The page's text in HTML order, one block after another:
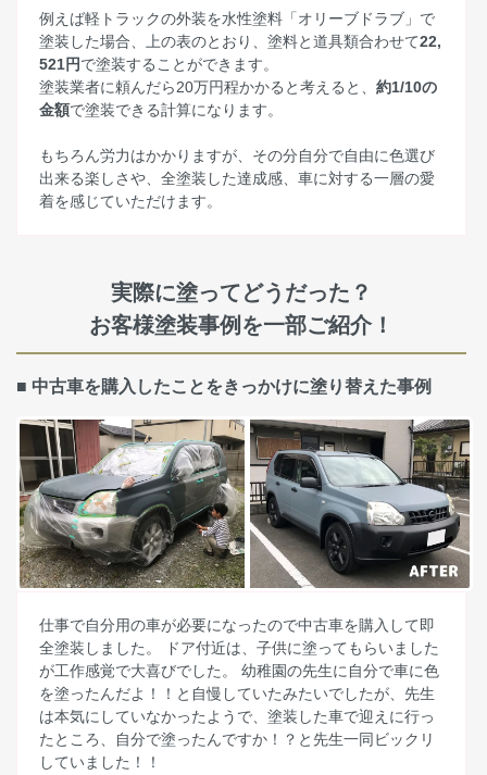
例えば軽トラックの外装を水性塗料「オリーブドラブ」で
塗装した場合、上の表のとおり、塗料と道具類合わせて22,
521円で塗装することができます。
塗装業者に頼んだら20万円程かかると考えると、 約1/10の
金額で塗装できる計算になります。
もちろん労力はかかりますが、その分自分で自由に色選び
出来る楽しさや、全塗装した達成感、車に対する一層の愛
着を感じていただけます。
実際に塗ってどうだった？
お客様塗装事例を一部ご紹介！
■ 中古車を購入したことをきっかけに塗り替えた事例
仕事で自分用の車が必要になったので中古車を購入して即
全塗装しました。 ドア付近は、子供に塗ってもらいました
が工作感覚で大喜びでした。 幼稚園の先生に自分で車に色
を塗ったんだよ！！と自慢していたみたいでしたが、先生
は本気にしていなかったようで、塗装した車で迎えに行っ
たところ、自分で塗ったんですか！？と先生一同ビックリ
していました！！